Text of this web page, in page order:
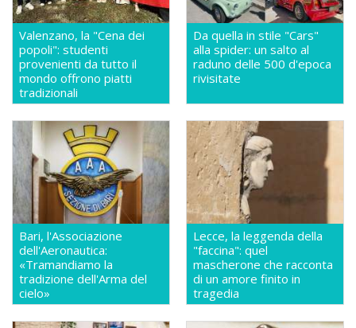
Valenzano, la "Cena dei
popoli": studenti
provenienti da tutto il
mondo offrono piatti
tradizionali
Da quella in stile "Cars"
alla spider: un salto al
raduno delle 500 d'epoca
rivisitate
Bari, l'Associazione
dell'Aeronautica:
«Tramandiamo la
tradizione dell'Arma del
cielo»
Lecce, la leggenda della
"faccina": quel
mascherone che racconta
di un amore finito in
tragedia